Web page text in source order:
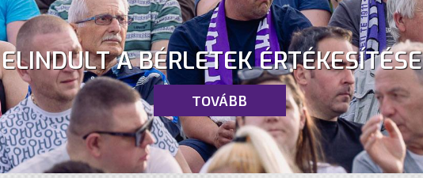
ELINDULT A BÉRLETEK ÉRTÉKESÍTÉSE
TOVÁBB